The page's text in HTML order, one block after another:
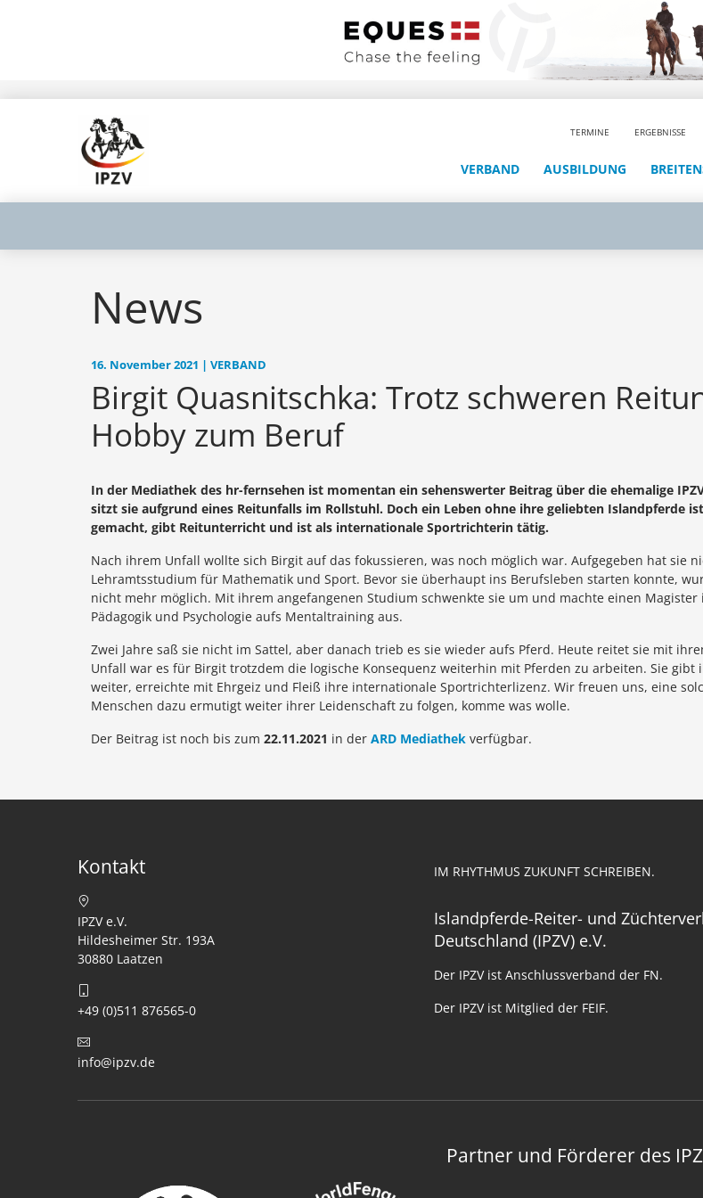
TERMINE ERGEBNISSE
VERBAND AUSBILDUNG
News
16. November 2021 | VERBAND
Birgit Quasnitschka: Trotz schweren
Hobby zum Beruf
In der Mediathek des hr-fernsehen ist momentan ein sehenswerter Beitrag über die ehemalige
sitzt sie aufgrund eines Reitunfalls im Rollstuhl. Doch ein Leben ohne ihre geliebten Islandpferde
gemacht, gibt Reitunterricht und ist als internationale Sportrichterin tätig.
Nach ihrem Unfall wollte sich Birgit auf das fokussieren, was noch möglich war. Aufgegeben hat sie
Lehramtsstudium für Mathematik und Sport. Bevor sie überhaupt ins Berufsleben starten konnte,
nicht mehr möglich. Mit ihrem angefangenen Studium schwenkte sie um und machte einen
Pädagogik und Psychologie aufs Mentaltraining aus.
Zwei Jahre saß sie nicht im Sattel, aber danach trieb es sie wieder aufs Pferd. Heute reitet sie mit
Unfall war es für Birgit trotzdem die logische Konsequenz weiterhin mit Pferden zu arbeiten. Sie
weiter, erreichte mit Ehrgeiz und Fleiß ihre internationale Sportrichterlizenz. Wir freuen uns, eine
Menschen dazu ermutigt weiter ihrer Leidenschaft zu folgen, komme was wolle.
Der Beitrag ist noch bis zum 22.11.2021 in der ARD Mediathek verfügbar.
Kontakt
IPZV e.V.
Hildesheimer Str. 193A
30880 Laatzen
+49 (0)511 876565-0
info@ipzv.de
IM RHYTHMUS ZUKUNFT SCHREIBEN.
Islandpferde-Reiter- und
Deutschland (IPZV) e.V.
Der IPZV ist Anschlussverband der FN.
Der IPZV ist Mitglied der FEIF.
Partner und Förderer des